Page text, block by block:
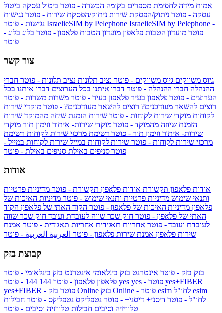
אמות מידה לחסימת מספרים בקומה הכשרה - פוטר ביטול עסקה ביטול
עסקה - פוטר ניתוק/הפסקת שירות ניתוק/הפסקת שירות - פוטר נגישות
IsraelieSIM by Pelephone IsraelieSIM by Pelephone -
פוטר מועדון הטבות פלאפון מועדון הטבות פלאפון - פוטר בלוג בלוג -
פוטר
צור קשר
גיוס משווקים גיוס משווקים - פוטר נציב תלונות נציב תלונות - פוטר חברי
ההנהלה חברי ההנהלה - פוטר דברו איתנו בכל הערוצים דברו איתנו בכל
הערוצים - פוטר פלאפון בעיר פלאפון בעיר - פוטר משרות משרות - פוטר
רוצים להשאר מעודכנים? רוצים להשאר מעודכנים? - פוטר מוקדי שירות
לקוחות מוקדי שירות לקוחות - פוטר שירות הזמנת שיחה מהמוקד שירות
הזמנת שיחה מהמוקד - פוטר מוקדי שירות- איתור וזימון תור מוקדי
שירות- איתור וזימון תור - פוטר רשימת מרכזי שירות לקוחות רשימת
מרכזי שירות לקוחות - פוטר שירות לקוחות במייל שירות לקוחות במייל -
פוטר סניפים באילת סניפים באילת - פוטר
אודות
אודות פלאפון תקשורת אודות פלאפון תקשורת - פוטר מדיניות פרטיות
ותנאי שימוש מדיניות פרטיות ותנאי שימוש - פוטר מדיניות האיכות של
פלאפון מדיניות האיכות של פלאפון - פוטר הקוד האתי של פלאפון הקוד
האתי של פלאפון - פוטר חוק שכר שווה לעובדת ועובד חוק שכר שווה
לעובדת ועובד - פוטר אחריות תאגידית אחריות תאגידית - פוטר אמנת
שירות פלאפון אמנת שירות פלאפון - פוטר العربية العربية - פוטר
קבוצת בזק
בזק בזק - פוטר אינטרנט בזק בינלאומי אינטרנט בזק בינלאומי - פוטר
פלאפון פלאפון - פוטר 144 yes
yes+FIBER
yes+FIBER - פוטר בזק Online
esim
לחו"ל - פוטר דיסני+ דיסני+ - פוטר נטפליקס נטפליקס - פוטר חבילות
טלוויזיה וסיבים חבילות טלוויזיה וסיבים - פוטר